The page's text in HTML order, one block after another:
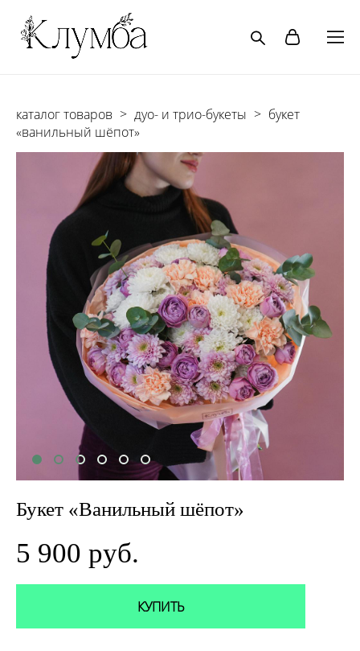
каталог товаров > дуо- и трио-букеты > букет
«ванильный шёпот»
Букет «Ванильный шёпот»
5 900 pуб.
КУПИТЬ